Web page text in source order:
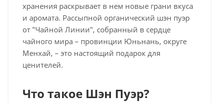
хранения раскрывает в нем новые грани вкуса
и аромата. Рассыпной органический шэн пуэр
от "Чайной Линии", собранный в сердце
чайного мира – провинции Юньнань, округе
Менхай, – это настоящий подарок для
ценителей.
Что такое Шэн Пуэр?